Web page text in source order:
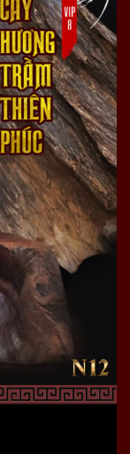
tục cắt thành
nhỏ đến khi
thủ công
chế hương.
Vip 8